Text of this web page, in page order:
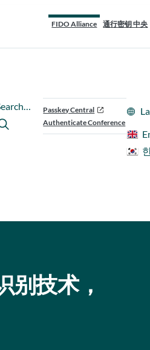
FIDO Alliance 通行密钥 中央
Passkey Central
Authenticate Conference
别技术，